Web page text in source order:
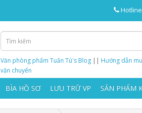
Văn phòng phẩm Tuấn Tú's Blog || Hướng dẫn
vận chuyển
BÌA HỒ SƠ LƯU TRỮ VP SẢN PHẨM